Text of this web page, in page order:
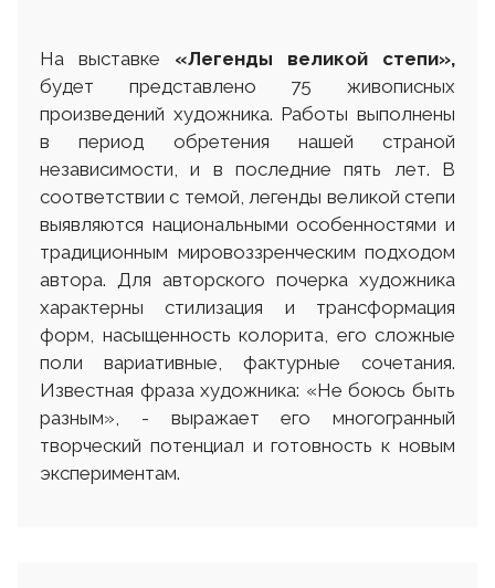
На выставке «Легенды великой степи»,
будет представлено 75 живописных
произведений художника. Работы выполнены
в период обретения нашей страной
независимости, и в последние пять лет. В
соответствии с темой, легенды великой степи
выявляются национальными особенностями и
традиционным мировоззренческим подходом
автора. Для авторского почерка художника
характерны стилизация и трансформация
форм, насыщенность колорита, его сложные
поли вариативные, фактурные сочетания.
Известная фраза художника: «Не боюсь быть
разным», - выражает его многогранный
творческий потенциал и готовность к новым
экспериментам.